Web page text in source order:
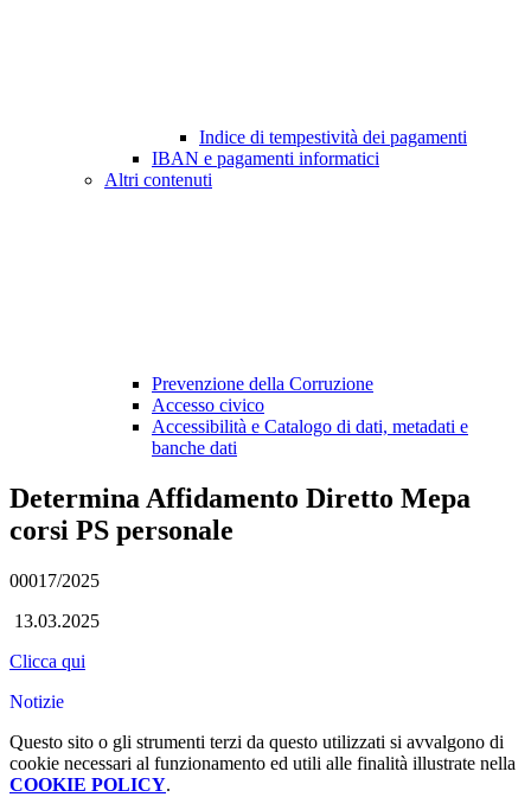
Indice di tempestività dei pagamenti
IBAN e pagamenti informatici
Altri contenuti
Prevenzione della Corruzione
Accesso civico
Accessibilità e Catalogo di dati, metadati e
banche dati
Determina Affidamento Diretto Mepa
corsi PS personale
00017/2025
13.03.2025
Clicca qui
Notizie
Questo sito o gli strumenti terzi da questo utilizzati si avvalgono di
cookie necessari al funzionamento ed utili alle finalità illustrate nella
COOKIE POLICY.